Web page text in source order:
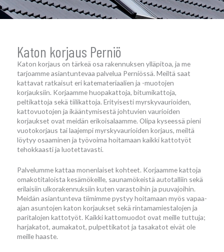
Katon korjaus Perniö
Katon korjaus on tärkeä osa rakennuksen ylläpitoa, ja me
tarjoamme asiantuntevaa palvelua Perniössä. Meiltä saat
kattavat ratkaisut eri katemateriaalien ja -muotojen
korjauksiin. Korjaamme huopakattoja, bitumikattoja,
peltikattoja sekä tiilikattoja. Erityisesti myrskyvaurioiden,
kattovuotojen ja ikääntymisestä johtuvien vaurioiden
korjaukset ovat meidän erikoisalaamme. Olipa kyseessä pieni
vuotokorjaus tai laajempi myrskyvaurioiden korjaus, meiltä
löytyy osaaminen ja työvoima hoitamaan kaikki kattotyöt
tehokkaasti ja luotettavasti.
Palvelumme kattaa monenlaiset kohteet. Korjaamme kattoja
omakotitaloista kesämökeille, saunamökeistä autotalliin sekä
erilaisiin ulkorakennuksiin kuten varastoihin ja puuvajoihin.
Meidän asiantunteva tiimimme pystyy hoitamaan myös vapaa-
ajan asuntojen katon korjaukset sekä rintamamiestalojen ja
paritalojen kattotyöt. Kaikki kattomuodot ovat meille tuttuja;
harjakatot, aumakatot, pulpettikatot ja tasakatot eivät ole
meille haaste.